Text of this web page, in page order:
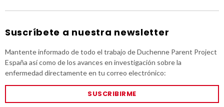
Suscríbete a nuestra newsletter
Mantente informado de todo el trabajo de Duchenne Parent Project
España así como de los avances en investigación sobre la
enfermedad directamente en tu correo electrónico:
SUSCRIBIRME